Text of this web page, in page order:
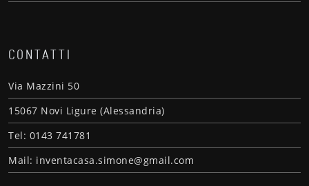
CONTATTI
Via Mazzini 50
15067 Novi Ligure (Alessandria)
Tel: 0143 741781
Mail: inventacasa.simone@gmail.com